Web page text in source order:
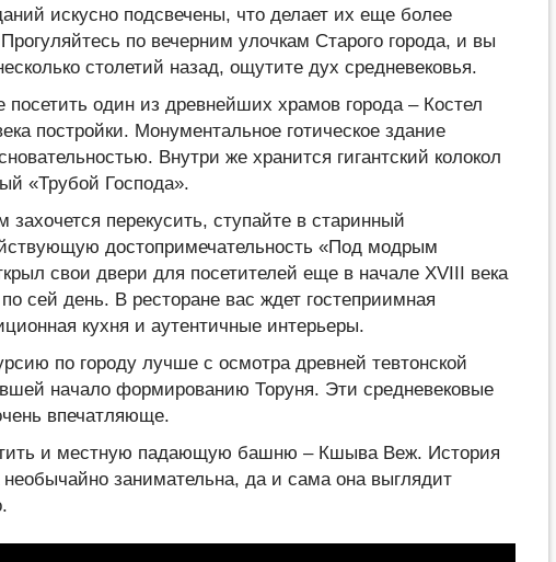
искусно подсвечены, что делает их еще более
по вечерним улочкам Старого города, и вы
столетий назад, ощутите дух средневековья.
один из древнейших храмов города – Костел
постройки. Монументальное готическое здание
Внутри же хранится гигантский колокол
«Трубой Господа».
захочется перекусить, ступайте в старинный
достопримечательность «Под модрым
свои двери для посетителей еще в начале XVIII века
сей день. В ресторане вас ждет гостеприимная
кухня и аутентичные интерьеры.
по городу лучше с осмотра древней тевтонской
начало формированию Торуня. Эти средневековые
впечатляюще.
и местную падающую башню – Кшыва Веж. История
необычайно занимательна, да и сама она выглядит